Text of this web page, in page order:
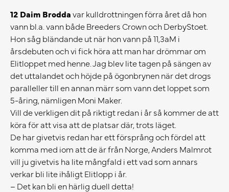
12 Daim Broddavar kulldrottningen förra året då hon
vann bl.a. vann både Breeders Crown och DerbyStoet.
Hon såg bländande ut när hon vann på 11,3aM i
årsdebuten och vi fick höra att man har drömmar om
Elitloppet med henne. Jag blev lite tagen på sängen av
det uttalandet och höjde på ögonbrynen när det drogs
paralleller till en annan märr som vann det loppet som
5-åring, nämligen Moni Maker.
Vill de verkligen dit på riktigt redan i år så kommer de att
köra för att visa att de platsar där, trots läget.
De har givetvis redan har ett försprång och fördel att
komma med iom att de är från Norge, Anders Malmrot
vill ju givetvis ha lite mångfald i ett vad som annars
verkar bli lite ihåligt Elitlopp i år.
– Det kan bli en härlig duell detta!